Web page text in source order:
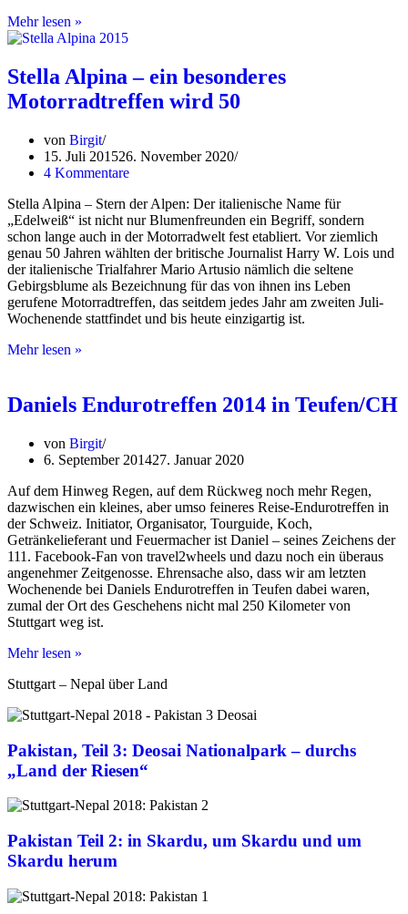
Mehr lesen »
2.
und
Reiseendurotreffen
in
Stella Alpina – ein besonderes
Motorradtreffen wird 50
von Birgit
15. Juli 201526. November 2020
4 Kommentare
Stella Alpina – Stern der Alpen: Der italienische Name für
„Edelweiß“ ist nicht nur Blumenfreunden ein Begriff, sondern
schon lange auch in der Motorradwelt fest etabliert. Vor ziemlich
genau 50 Jahren wählten der britische Journalist Harry W. Lois und
der italienische Trialfahrer Mario Artusio nämlich die seltene
Gebirgsblume als Bezeichnung für das von ihnen ins Leben
gerufene Motorradtreffen, das seitdem jedes Jahr am zweiten Juli-
Wochenende stattfindet und bis heute einzigartig ist.
Mehr lesen »
ein
besonderes
wird
50
Daniels Endurotreffen 2014 in Teufen/CH
von Birgit
6. September 201427. Januar 2020
Auf dem Hinweg Regen, auf dem Rückweg noch mehr Regen,
dazwischen ein kleines, aber umso feineres Reise-Endurotreffen in
der Schweiz. Initiator, Organisator, Tourguide, Koch,
Getränkelieferant und Feuermacher ist Daniel – seines Zeichens der
111. Facebook-Fan von travel2wheels und dazu noch ein überaus
angenehmer Zeitgenosse. Ehrensache also, dass wir am letzten
Wochenende bei Daniels Endurotreffen in Teufen dabei waren,
zumal der Ort des Geschehens nicht mal 250 Kilometer von
Stuttgart weg ist.
Mehr lesen »
2014
Teufen/CH
Stuttgart – Nepal über Land
Pakistan, Teil 3: Deosai Nationalpark – durchs
„Land der Riesen“
Pakistan Teil 2: in Skardu, um Skardu und um
Skardu herum